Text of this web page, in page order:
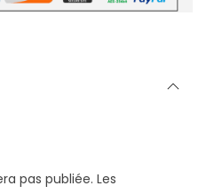
pas publiée. Les